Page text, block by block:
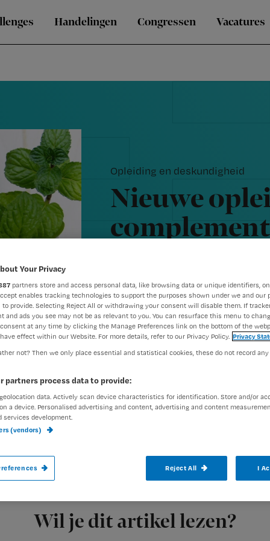
Handelingen Congressen Vacatures
Opleiding en deskundigheid
Nieuwe
Auteur:Annet Maseland6 april 2018
Wil je dit artikel lezen?
De Vereniging tegen de Kwakzalverij
‘complementaire zorg’ van de
‘kwakopleiding’ bestempeld. Volgens de
actuele wetenschappelijke inzichten.
Your Privacy
partners store and access personal data, like browsing data or unique identifiers,
enables tracking technologies to support the purposes shown under we and our
to provide. Selecting Reject All or withdrawing your consent will disable them. If
and ads you see may not be as relevant to you. You can resurface this menu to
at any time by clicking the Manage Preferences link on the bottom of the
effect within our Website. For more details, refer to our Privacy Policy. Privacy
not? Then we only place essential and statistical cookies, these do not record
partners process data to provide:
data. Actively scan device characteristics for identification. Store and/or
a device. Personalised advertising and content, advertising and content
services development.
(vendors)
Reject All I